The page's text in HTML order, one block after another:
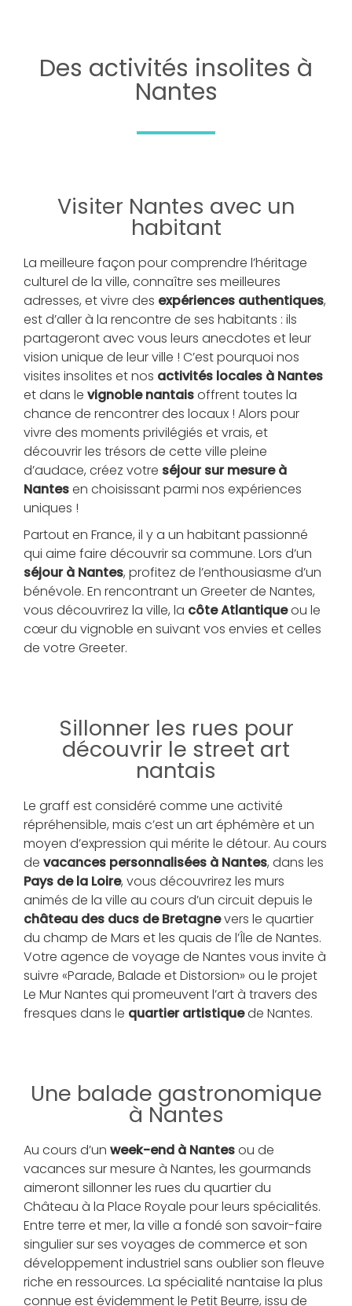
Des activités insolites à
Nantes
Visiter Nantes avec un
habitant
La meilleure façon pour comprendre l’héritage
culturel de la ville, connaître ses meilleures
adresses, et vivre des expériences authentiques,
est d’aller à la rencontre de ses habitants : ils
partageront avec vous leurs anecdotes et leur
vision unique de leur ville ! C’est pourquoi nos
visites insolites et nos activités locales à Nantes
et dans le vignoble nantaisoffrent toutes la
chance de rencontrer des locaux ! Alors pour
vivre des moments privilégiés et vrais, et
découvrir les trésors de cette ville pleine
d’audace, créez votre séjour sur mesure à
Nantesen choisissant parmi nos expériences
uniques !
Partout en France, il y a un habitant passionné
qui aime faire découvrir sa commune. Lors d’un
séjour à Nantes, profitez de l’enthousiasme d’un
bénévole. En rencontrant un Greeter de Nantes,
vous découvrirez la ville, la côte Atlantiqueou le
cœur du vignoble en suivant vos envies et celles
de votre Greeter.
Sillonner les rues pour
découvrir le street art
nantais
Le graff est considéré comme une activité
répréhensible, mais c’est un art éphémère et un
moyen d’expression qui mérite le détour. Au cours
de vacances personnalisées à Nantes, dans les
Pays de la Loire, vous découvrirez les murs
animés de la ville au cours d’un circuit depuis le
château des ducs de Bretagnevers le quartier
du champ de Mars et les quais de l’Île de Nantes.
Votre agence de voyage de Nantes vous invite à
suivre «Parade, Balade et Distorsion» ou le projet
Le Mur Nantes qui promeuvent l’art à travers des
fresques dans le quartier artistiquede Nantes.
Une balade gastronomique
à Nantes
Au cours d’un week-end à Nantesou de
vacances sur mesure à Nantes, les gourmands
aimeront sillonner les rues du quartier du
Château à la Place Royale pour leurs spécialités.
Entre terre et mer, la ville a fondé son savoir-faire
singulier sur ses voyages de commerce et son
développement industriel sans oublier son fleuve
riche en ressources. La spécialité nantaise la plus
connue est évidemment le Petit Beurre, issu de